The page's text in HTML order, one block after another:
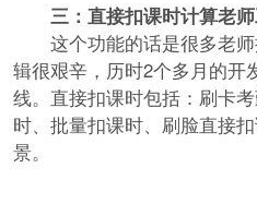
三：直接扣课时计算老
这个功能的话是很多老师
辑很艰辛，历时2个多月的开
线。直接扣课时包括：刷卡
时、批量扣课时、刷脸直接
景。